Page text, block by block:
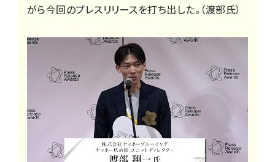
がら今回のプレスリリースを打ち出した。（渡部氏）